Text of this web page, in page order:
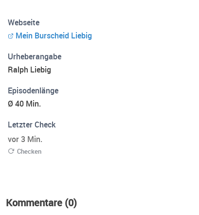
Webseite
Mein Burscheid Liebig
Urheberangabe
Ralph Liebig
Episodenlänge
Ø 40 Min.
Letzter Check
vor 3 Min.
Checken
Kommentare (0)